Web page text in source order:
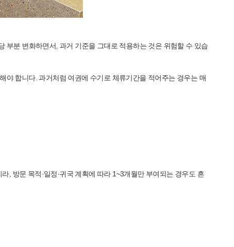
부분 변화하면서, 과거 기준을 그대로 적용하는 것은 위험할 수 있습
야 합니다. 과거처럼 여권에 수기로 체류기간을 적어주는 경우는 매
, 방문 목적·일정·귀국 계획에 따라 1~3개월만 부여되는 경우도 흔